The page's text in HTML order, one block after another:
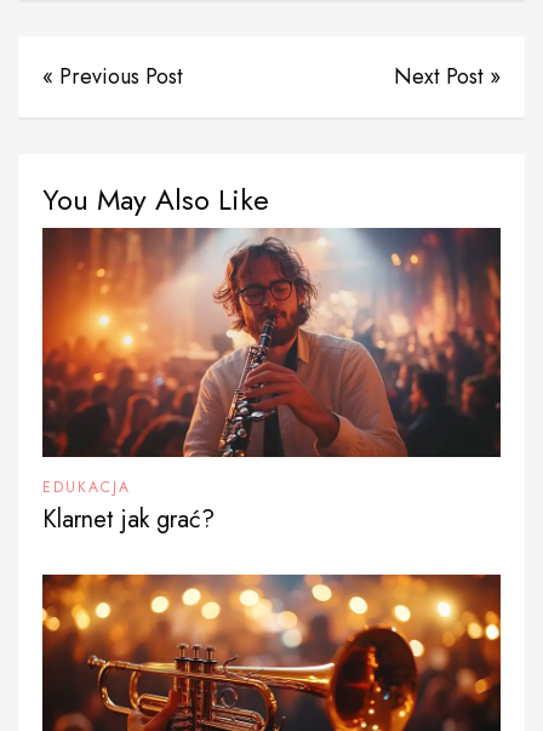
« Previous Post Next Post »
You May Also Like
EDUKACJA
Klarnet jak grać?